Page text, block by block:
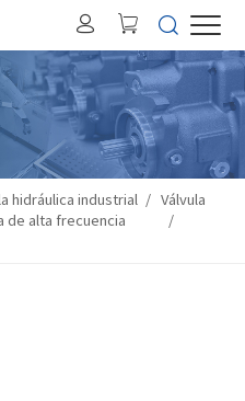
hidráulica industrial
Válvula
de alta frecuencia